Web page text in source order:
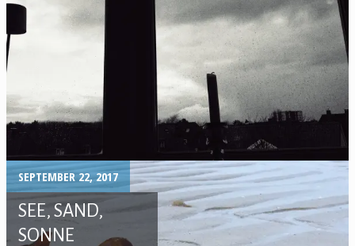
SEPTEMBER 22, 2017
SEE, SAND,
SONNE